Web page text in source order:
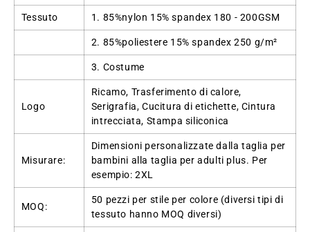
Tessuto 1. 85%nylon 15% spandex 180 - 200GSM
2. 85%poliestere 15% spandex 250 g/m²
3. Costume
Logo
Ricamo, Trasferimento di calore,
Serigrafia, Cucitura di etichette, Cintura
intrecciata, Stampa siliconica
Misurare:
Dimensioni personalizzate dalla taglia per
bambini alla taglia per adulti plus. Per
esempio: 2XL
MOQ:
50 pezzi per stile per colore (diversi tipi di
tessuto hanno MOQ diversi)